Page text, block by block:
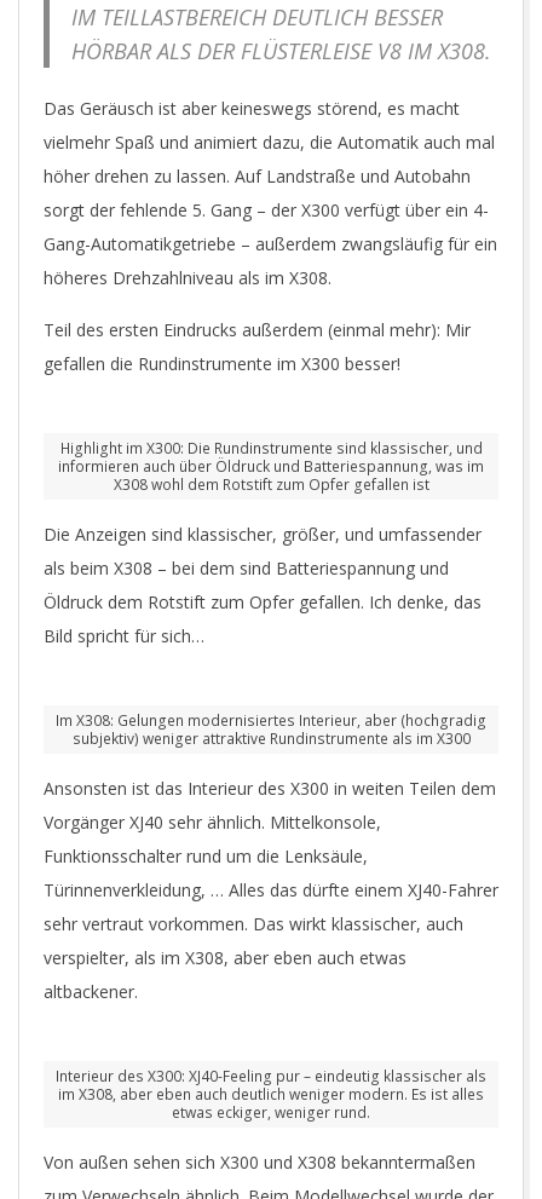
IM TEILLASTBEREICH DEUTLICH BESSER
HÖRBAR ALS DER FLÜSTERLEISE V8 IM X308.
Das Geräusch ist aber keineswegs störend, es macht
vielmehr Spaß und animiert dazu, die Automatik auch mal
höher drehen zu lassen. Auf Landstraße und Autobahn
sorgt der fehlende 5. Gang – der X300 verfügt über ein 4-
Gang-Automatikgetriebe – außerdem zwangsläufig für ein
höheres Drehzahlniveau als im X308.
Teil des ersten Eindrucks außerdem (einmal mehr): Mir
gefallen die Rundinstrumente im X300 besser!
Highlight im X300: Die Rundinstrumente sind klassischer, und
informieren auch über Öldruck und Batteriespannung, was im
X308 wohl dem Rotstift zum Opfer gefallen ist
Die Anzeigen sind klassischer, größer, und umfassender
als beim X308 – bei dem sind Batteriespannung und
Öldruck dem Rotstift zum Opfer gefallen. Ich denke, das
Bild spricht für sich…
Im X308: Gelungen modernisiertes Interieur, aber (hochgradig
subjektiv) weniger attraktive Rundinstrumente als im X300
Ansonsten ist das Interieur des X300 in weiten Teilen dem
Vorgänger XJ40 sehr ähnlich. Mittelkonsole,
Funktionsschalter rund um die Lenksäule,
Türinnenverkleidung, … Alles das dürfte einem XJ40-Fahrer
sehr vertraut vorkommen. Das wirkt klassischer, auch
verspielter, als im X308, aber eben auch etwas
altbackener.
Interieur des X300: XJ40-Feeling pur – eindeutig klassischer als
im X308, aber eben auch deutlich weniger modern. Es ist alles
etwas eckiger, weniger rund.
Von außen sehen sich X300 und X308 bekanntermaßen